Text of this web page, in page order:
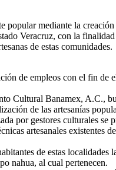
popular mediante la
Veracruz, con la
de estas comunidades.
de empleos con el fin de
Cultural Banamex, A.C.,
de las artesanías
por gestores culturales se
artesanales existentes
de estas localidades
nahua, al cual pertenecen.